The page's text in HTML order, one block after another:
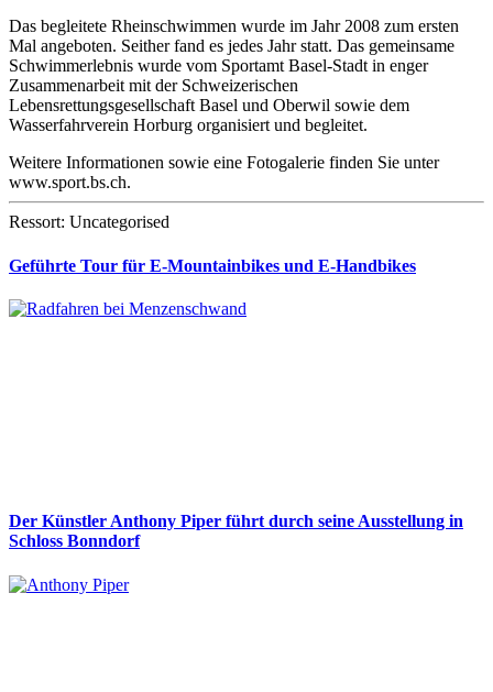
Das begleitete Rheinschwimmen wurde im Jahr 2008 zum ersten
Mal angeboten. Seither fand es jedes Jahr statt. Das gemeinsame
Schwimmerlebnis wurde vom Sportamt Basel-Stadt in enger
Zusammenarbeit mit der Schweizerischen
Lebensrettungsgesellschaft Basel und Oberwil sowie dem
Wasserfahrverein Horburg organisiert und begleitet.
Weitere Informationen sowie eine Fotogalerie finden Sie unter
www.sport.bs.ch.
Ressort: Uncategorised
Geführte Tour für E-Mountainbikes und E-Handbikes
Der Künstler Anthony Piper führt durch seine Ausstellung in
Schloss Bonndorf